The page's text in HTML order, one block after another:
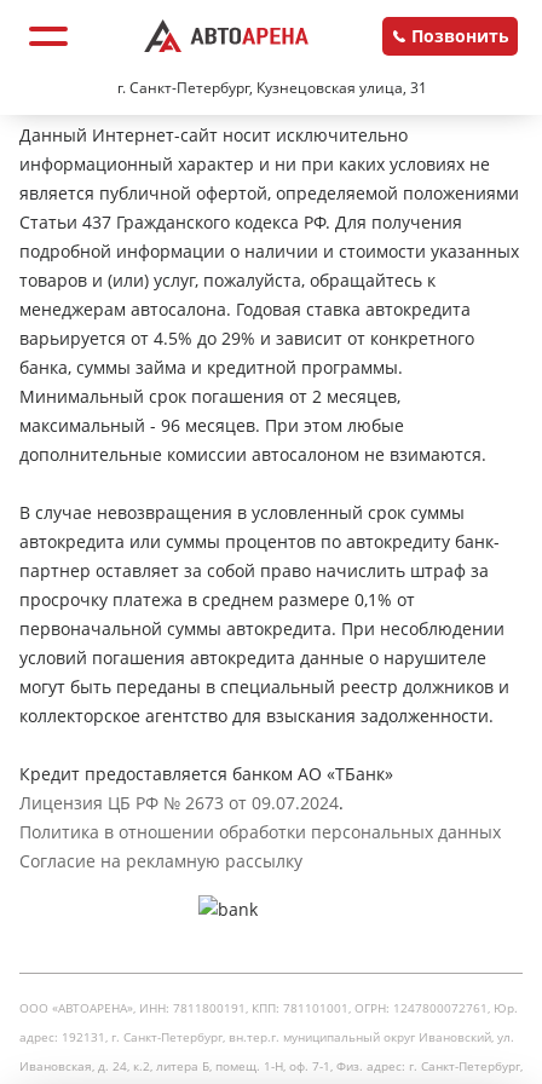
г. Санкт-Петербург, Кузнецовская улица, 31
Позвонить
Данный Интернет-сайт носит исключительно
информационный характер и ни при каких условиях не
является публичной офертой, определяемой положениями
Статьи 437 Гражданского кодекса РФ. Для получения
подробной информации о наличии и стоимости указанных
товаров и (или) услуг, пожалуйста, обращайтесь к
менеджерам автосалона. Годовая ставка автокредита
варьируется от 4.5% до 29% и зависит от конкретного
банка, суммы займа и кредитной программы.
Минимальный срок погашения от 2 месяцев,
максимальный - 96 месяцев. При этом любые
дополнительные комиссии автосалоном не взимаются.
В случае невозвращения в условленный срок суммы
автокредита или суммы процентов по автокредиту банк-
партнер оставляет за собой право начислить штраф за
просрочку платежа в среднем размере 0,1% от
первоначальной суммы автокредита. При несоблюдении
условий погашения автокредита данные о нарушителе
могут быть переданы в специальный реестр должников и
коллекторское агентство для взыскания задолженности.
Кредит предоставляется банком АО «ТБанк»
Лицензия ЦБ РФ № 2673 от 09.07.2024.
Политика в отношении обработки персональных данных
Согласие на рекламную рассылку
ООО «АВТОАРЕНА», ИНН: 7811800191, КПП: 781101001, ОГРН: 1247800072761, Юр.
адрес: 192131, г. Санкт-Петербург, вн.тер.г. муниципальный округ Ивановский, ул.
Ивановская, д. 24, к.2, литера Б, помещ. 1-Н, оф. 7-1, Физ. адрес: г. Санкт-Петербург,